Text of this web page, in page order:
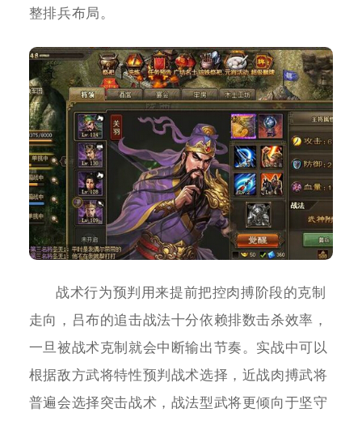
整排兵布局。
战术行为预判用来提前把控肉搏阶段的克制
走向，吕布的追击战法十分依赖排数击杀效率，
一旦被战术克制就会中断输出节奏。实战中可以
根据敌方武将特性预判战术选择，近战肉搏武将
普遍会选择突击战术，战法型武将更倾向于坚守